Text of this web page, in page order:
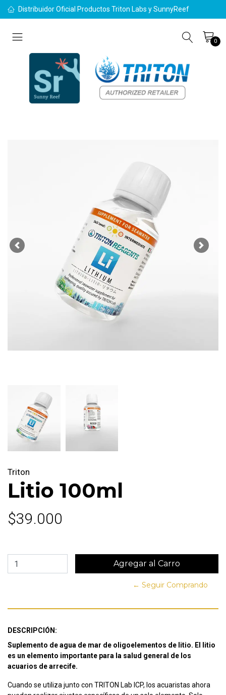
Distribuidor Oficial Productos Triton Labs y SunnyReef
0
Previous Next
Triton
Litio 100ml
$39.000
← Seguir Comprando
DESCRIPCIÓN:
Suplemento de agua de mar de oligoelementos de litio. El litio
es un elemento importante para la salud general de los
acuarios de arrecife.
Cuando se utiliza junto con TRITON Lab ICP, los acuaristas ahora